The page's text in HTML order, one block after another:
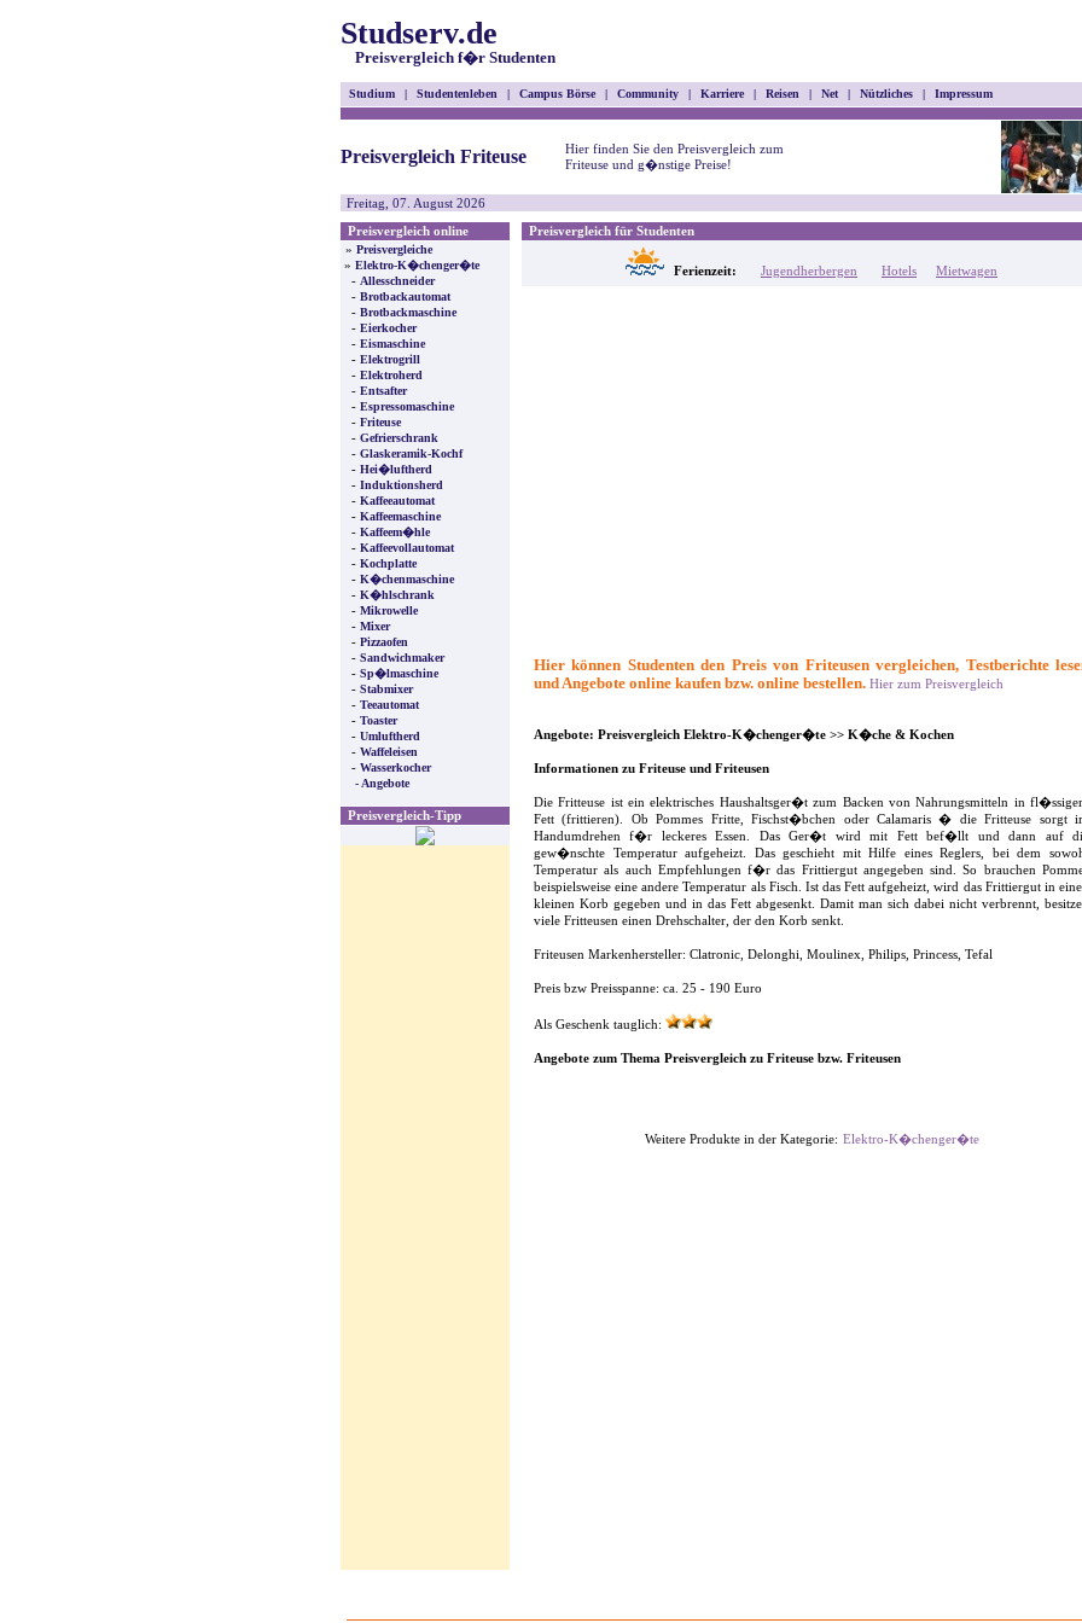
Studserv.de
Preisvergleich f�r Studenten
Studium | Studentenleben | Campus Börse | Community | Karriere | Reisen | Net | Nützliches | Impressum
Preisvergleich Friteuse
Hier finden Sie den Preisvergleich zum
Friteuse und g�nstige Preise!
Freitag, 07. August 2026
Preisvergleich online
» Preisvergleiche
» Elektro-K�chenger�te
- Allesschneider
- Brotbackautomat
- Brotbackmaschine
- Eierkocher
- Eismaschine
- Elektrogrill
- Elektroherd
- Entsafter
- Espressomaschine
- Friteuse
- Gefrierschrank
- Glaskeramik-Kochf
- Hei�luftherd
- Induktionsherd
- Kaffeeautomat
- Kaffeemaschine
- Kaffeem�hle
- Kaffeevollautomat
- Kochplatte
- K�chenmaschine
- K�hlschrank
- Mikrowelle
- Mixer
- Pizzaofen
- Sandwichmaker
- Sp�lmaschine
- Stabmixer
- Teeautomat
- Toaster
- Umluftherd
- Waffeleisen
- Wasserkocher
- Angebote
Preisvergleich-Tipp
Preisvergleich für Studenten
Ferienzeit: Jugendherbergen Hotels Mietwagen
Hier können Studenten den Preis von Friteusen vergleichen, Testberichte
und Angebote online kaufen bzw. online bestellen. Hier zum Preisvergleich
Angebote: Preisvergleich Elektro-K�chenger�te >> K�che & Kochen
Informationen zu Friteuse und Friteusen
Die Fritteuse ist ein elektrisches Haushaltsger�t zum Backen von Nahrungsmitteln in
Fett (frittieren). Ob Pommes Fritte, Fischst�bchen oder Calamaris � die Fritteuse sorgt
Handumdrehen f�r leckeres Essen. Das Ger�t wird mit Fett bef�llt und dann auf
gew�nschte Temperatur aufgeheizt. Das geschieht mit Hilfe eines Reglers, bei dem
Temperatur als auch Empfehlungen f�r das Frittiergut angegeben sind. So brauchen
beispielsweise eine andere Temperatur als Fisch. Ist das Fett aufgeheizt, wird das Frittiergut in
kleinen Korb gegeben und in das Fett abgesenkt. Damit man sich dabei nicht verbrennt,
viele Fritteusen einen Drehschalter, der den Korb senkt.
Friteusen Markenhersteller: Clatronic, Delonghi, Moulinex, Philips, Princess, Tefal
Preis bzw Preisspanne: ca. 25 - 190 Euro
Als Geschenk tauglich:
Angebote zum Thema Preisvergleich zu Friteuse bzw. Friteusen
Weitere Produkte in der Kategorie: Elektro-K�chenger�te